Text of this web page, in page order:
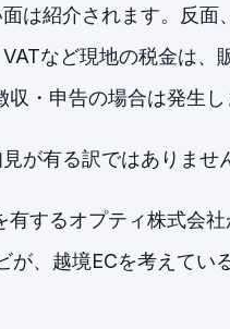
は紹介されます。反面
など現地の税金は、
・申告の場合は発生し
が有る訳ではありませ
するオプティ株式会
が、越境ECを考えてい